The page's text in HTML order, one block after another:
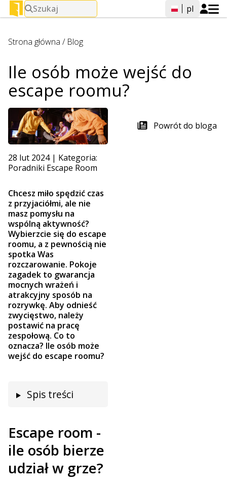
Szukaj pl
Strona główna / Blog
Ile osób może wejść do
escape roomu?
28 lut 2024| Kategoria:
Poradniki Escape Room
Chcesz miło spędzić czas
z przyjaciółmi, ale nie
masz pomysłu na
wspólną aktywność?
Wybierzcie się do escape
roomu, a z pewnością nie
spotka Was
rozczarowanie. Pokoje
zagadek to gwarancja
mocnych wrażeń i
atrakcyjny sposób na
rozrywkę. Aby odnieść
zwycięstwo, należy
postawić na pracę
zespołową. Co to
oznacza? Ile osób może
wejść do escape roomu?
Spis treści
Escape room -
ile osób bierze
udział w grze?
Powrót do bloga